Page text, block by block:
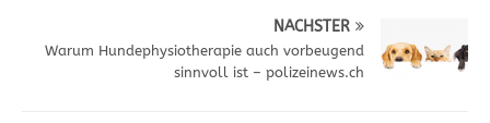
NÄCHSTER
Warum Hundephysiotherapie auch vorbeugend
sinnvoll ist – polizeinews.ch